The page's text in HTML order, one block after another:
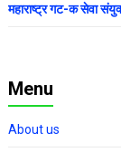
महाराष्ट्र गट-क सेवा
Menu
About us